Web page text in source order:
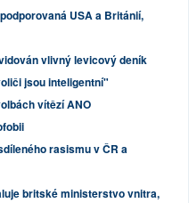
USA a Británií,
vlivný levicový deník
jsou inteligentní"
vítězí ANO
rasismu v ČR a
britské ministerstvo vnitra,